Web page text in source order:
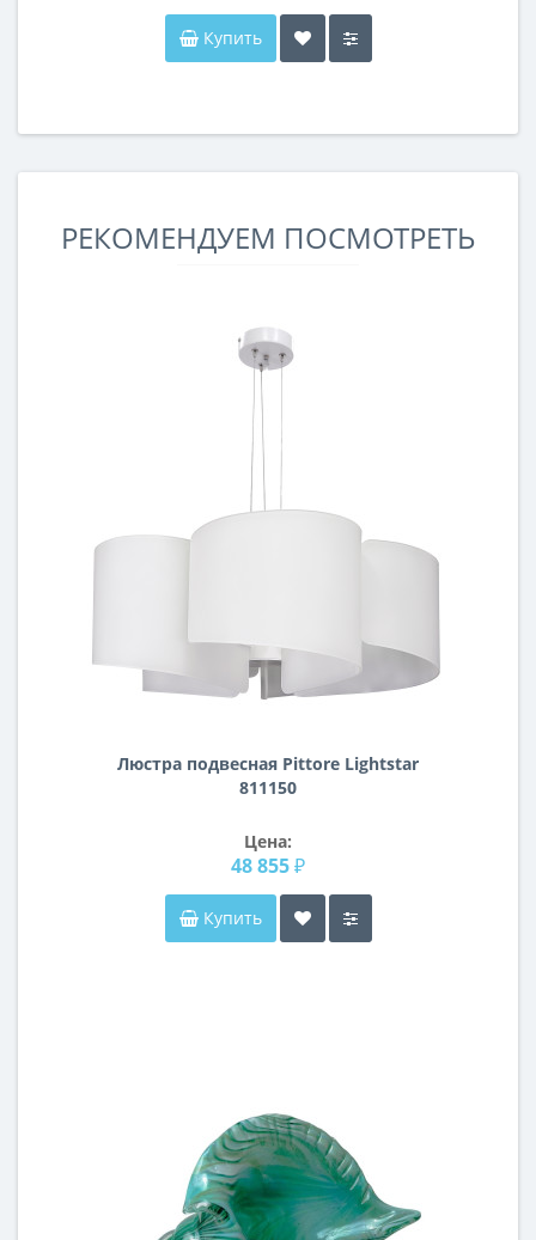
Купить
РЕКОМЕНДУЕМ ПОСМОТРЕТЬ
Люстра подвесная Pittore Lightstar
811150
Цена:
48 855 ₽
Купить